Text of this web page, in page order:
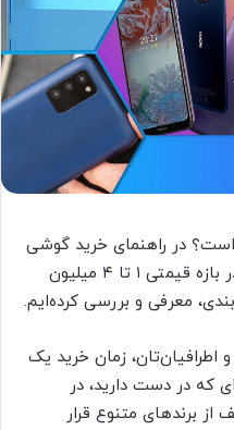
است؟ در راهنمای خرید گوشی
اقتصادی مهر ۱۴۰۱ دیجی‌کالا مگ، در بازه قیمتی ۱ تا ۴ میلیون
اطرافیان‌تان، زمان خرید یک
که در دست دارید، در
برند‌های متنوع قرار